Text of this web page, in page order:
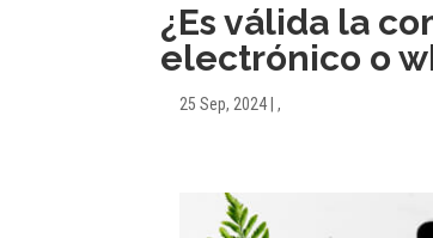
¿Es válida la
electrónico o
25 Sep, 2024 |,